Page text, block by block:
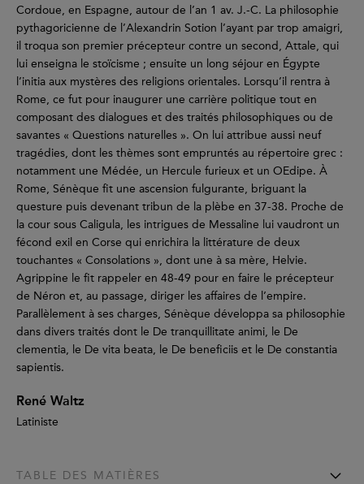
Cordoue, en Espagne, autour de l’an 1 av. J.-C. La philosophie
pythagoricienne de l’Alexandrin Sotion l’ayant par trop amaigri,
il troqua son premier précepteur contre un second, Attale, qui
lui enseigna le stoïcisme ; ensuite un long séjour en Égypte
l’initia aux mystères des religions orientales. Lorsqu’il rentra à
Rome, ce fut pour inaugurer une carrière politique tout en
composant des dialogues et des traités philosophiques ou de
savantes « Questions naturelles ». On lui attribue aussi neuf
tragédies, dont les thèmes sont empruntés au répertoire grec :
notamment une Médée, un Hercule furieux et un OEdipe. À
Rome, Sénèque fit une ascension fulgurante, briguant la
questure puis devenant tribun de la plèbe en 37-38. Proche de
la cour sous Caligula, les intrigues de Messaline lui vaudront un
fécond exil en Corse qui enrichira la littérature de deux
touchantes « Consolations », dont une à sa mère, Helvie.
Agrippine le fit rappeler en 48-49 pour en faire le précepteur
de Néron et, au passage, diriger les affaires de l’empire.
Parallèlement à ses charges, Sénèque développa sa philosophie
dans divers traités dont le De tranquillitate animi, le De
clementia, le De vita beata, le De beneficiis et le De constantia
sapientis.
René Waltz
Latiniste
TABLE DES MATIÈRES